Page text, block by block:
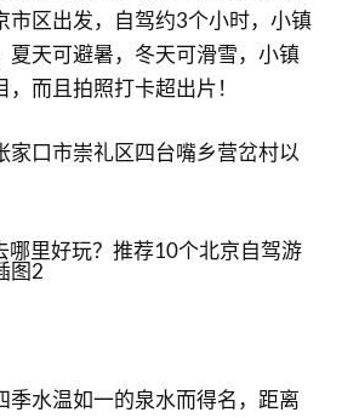
市区出发，自驾约3个小时，小镇
夏天可避暑，冬天可滑雪，小镇
，而且拍照打卡超出片！
家口市崇礼区四台嘴乡营岔村以
季水温如一的泉水而得名，距离